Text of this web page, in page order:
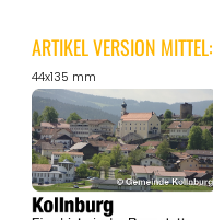
ARTIKEL VERSION MITTEL:
44x135 mm